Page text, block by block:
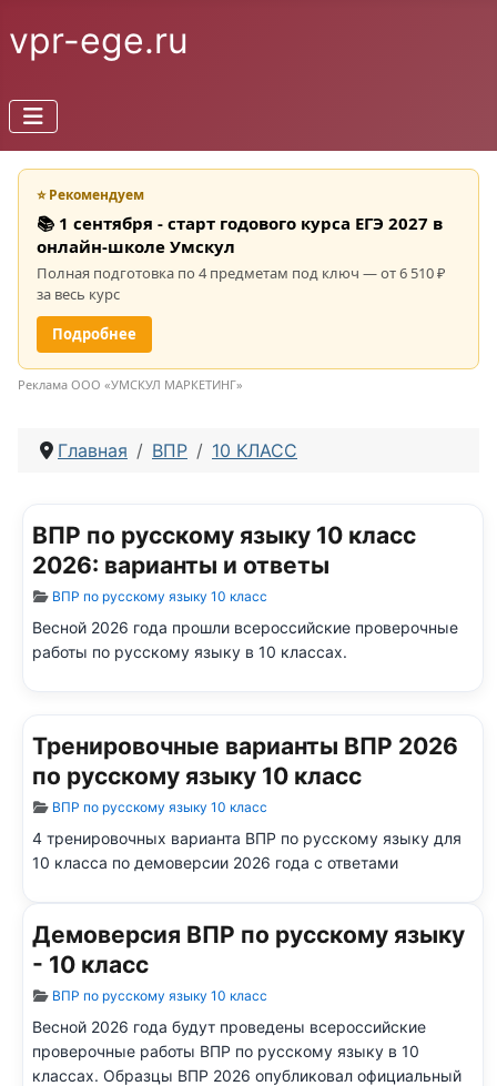
vpr-ege.ru
⭐ Рекомендуем
📚 1 сентября - старт годового курса ЕГЭ 2027 в
онлайн-школе Умскул
Полная подготовка по 4 предметам под ключ — от 6 510 ₽
за весь курс
Подробнее
Реклама ООО «УМСКУЛ МАРКЕТИНГ»
Главная ВПР 10 КЛАСС
ВПР по русскому языку 10 класс
2026: варианты и ответы
Информация о материале
ВПР по русскому языку 10 класс
Весной 2026 года прошли всероссийские проверочные
работы по русскому языку в 10 классах.
Тренировочные варианты ВПР 2026
по русскому языку 10 класс
Информация о материале
ВПР по русскому языку 10 класс
4 тренировочных варианта ВПР по русскому языку для
10 класса по демоверсии 2026 года с ответами
Демоверсия ВПР по русскому языку
- 10 класс
Информация о материале
ВПР по русскому языку 10 класс
Весной 2026 года будут проведены всероссийские
проверочные работы ВПР по русскому языку в 10
классах. Образцы ВПР 2026 опубликовал официальный